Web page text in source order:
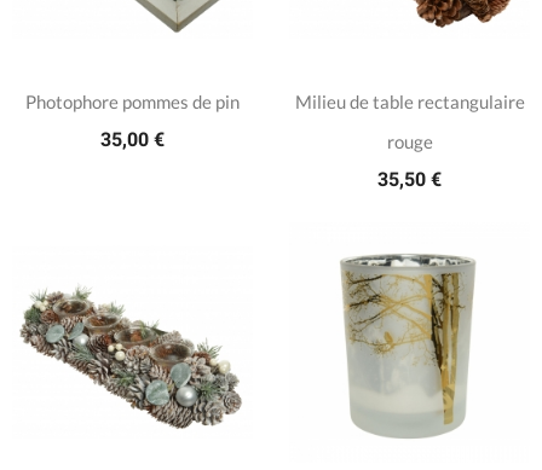
Photophore pommes de pin
35,00 €
Milieu de table rectangulaire
rouge
35,50 €